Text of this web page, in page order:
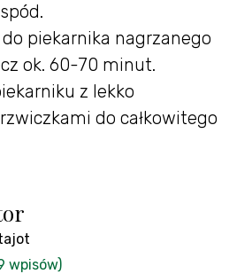
piekarnika nagrzanego
ok. 60-70 minut.
z lekko
do całkowitego
wpisów)